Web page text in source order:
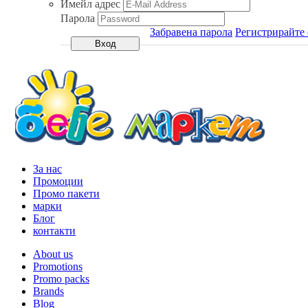
Имейл адрес
Парола
Забравена парола Регистрирайте
За нас
Промоции
Промо пакети
марки
Блог
контакти
About us
Promotions
Promo packs
Brands
Blog